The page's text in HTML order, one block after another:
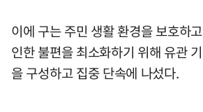
이에 구는 주민 생활 환경을 보호하
인한 불편을 최소화하기 위해 유관
을 구성하고 집중 단속에 나섰다.